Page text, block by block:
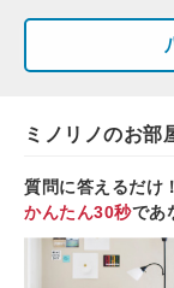
ミノリノのお部
質問に答えるだけ！
かんたん30秒であ